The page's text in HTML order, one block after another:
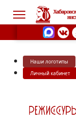
Наши логотипы
Личный кабинет